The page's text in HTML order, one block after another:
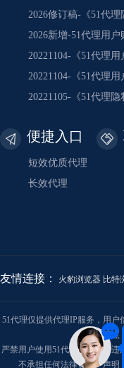
2026修订稿-《51代理
2026新增-51代理用
20221104-《51代理用
20221104-《51代理用
20221105-《51代理隐
便捷入口
短效优质代理
长效代理
友情连接： 火豹浏览器 比特
51代理仅提供代理IP服务，用户
观点
严禁用户使用51代理从事任何违
不承担任何法律责任。声明